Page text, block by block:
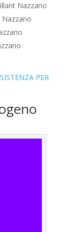
Nazzano
Nazzano
PER